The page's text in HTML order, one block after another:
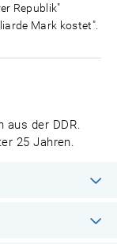
Republik"
Mark kostet".
aus der DDR.
25 Jahren.